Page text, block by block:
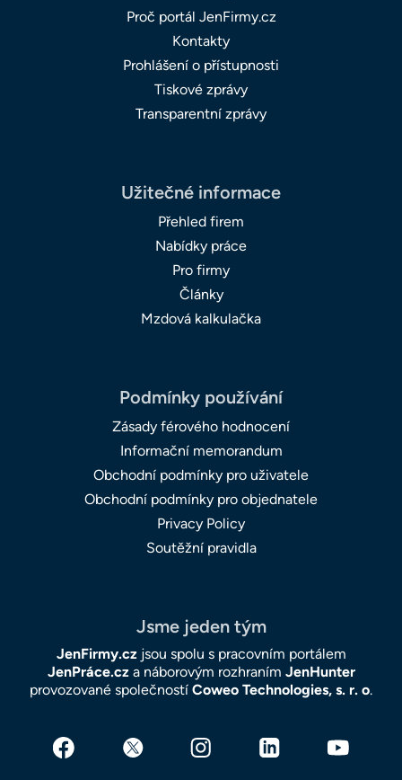
Proč portál JenFirmy.cz
Kontakty
Prohlášení o přístupnosti
Tiskové zprávy
Transparentní zprávy
Užitečné informace
Přehled firem
Nabídky práce
Pro firmy
Články
Mzdová kalkulačka
Podmínky používání
Zásady férového hodnocení
Informační memorandum
Obchodní podmínky pro uživatele
Obchodní podmínky pro objednatele
Privacy Policy
Soutěžní pravidla
Jsme jeden tým
JenFirmy.czjsou spolu s pracovním portálem
JenPráce.cza náborovým rozhraním JenHunter
provozované společností Coweo Technologies, s. r. o.